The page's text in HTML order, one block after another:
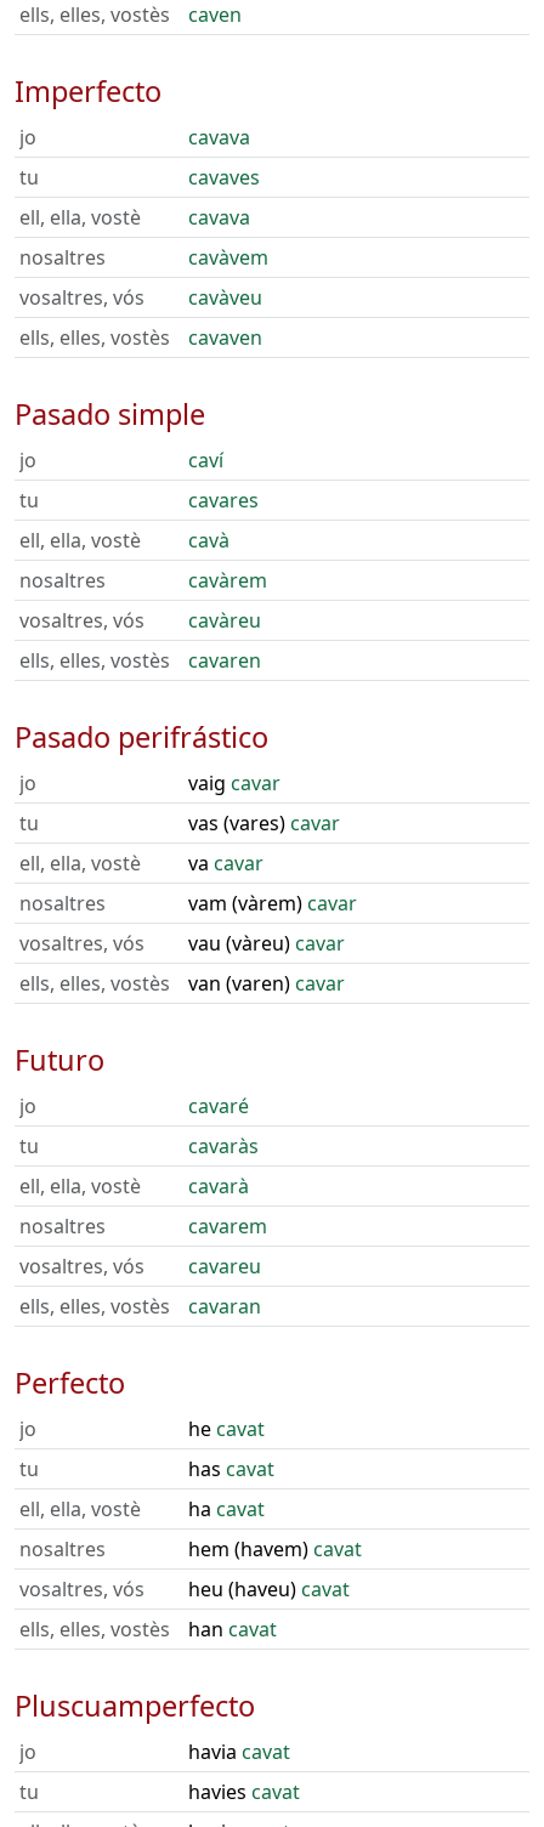
ells, elles, vostès
caven
Imperfecto
jo
cavava
tu
cavaves
ell, ella, vostè
cavava
nosaltres
cavàvem
vosaltres, vós
cavàveu
ells, elles, vostès
cavaven
Pasado simple
jo
caví
tu
cavares
ell, ella, vostè
cavà
nosaltres
cavàrem
vosaltres, vós
cavàreu
ells, elles, vostès
cavaren
Pasado perifrástico
jo vaig cavar
tu
vas (vares)cavar
ell, ella, vostè
va cavar
nosaltres
vam (vàrem)cavar
vosaltres, vós
vau (vàreu)cavar
ells, elles, vostès
van (varen)cavar
Futuro
jo
cavaré
tu
cavaràs
ell, ella, vostè
cavarà
nosaltres
cavarem
vosaltres, vós
cavareu
ells, elles, vostès
cavaran
Perfecto
jo hecavat
tu
has cavat
ell, ella, vostè
ha cavat
nosaltres
hem (havem)cavat
vosaltres, vós
heu (haveu)cavat
ells, elles, vostès
han cavat
Pluscuamperfecto
jo havia cavat
tu
havies cavat